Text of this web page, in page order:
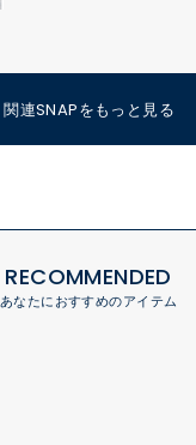
関連SNAPをもっと見る
RECOMMENDED
あなたにおすすめのアイテム